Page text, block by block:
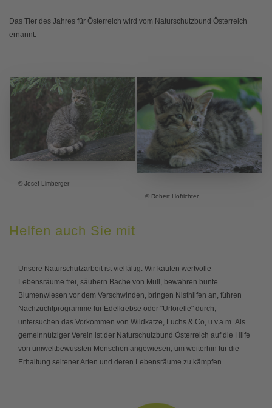
Das Tier des Jahres für Österreich wird vom Naturschutzbund Österreich
ernannt.
© Josef Limberger
© Robert Hofrichter
Helfen auch Sie mit
Unsere Naturschutzarbeit ist vielfältig: Wir kaufen wertvolle
Lebensräume frei, säubern Bäche von Müll, bewahren bunte
Blumenwiesen vor dem Verschwinden, bringen Nisthilfen an, führen
Nachzuchtprogramme für Edelkrebse oder "Urforelle" durch,
untersuchen das Vorkommen von Wildkatze, Luchs & Co, u.v.a.m. Als
gemeinnütziger Verein ist der Naturschutzbund Österreich auf die Hilfe
von umweltbewussten Menschen angewiesen, um weiterhin für die
Erhaltung seltener Arten und deren Lebensräume zu kämpfen.